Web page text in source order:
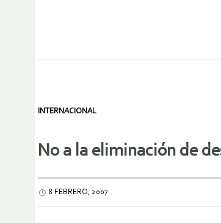
INTERNACIONAL
No a la eliminación de
8 FEBRERO, 2007